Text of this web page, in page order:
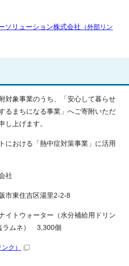
ソリューション株式会社 （外部リン
対象事業のうち、「安心して暮らせ
るまちになる事業」へご寄附いただ
し上げます。
における「熱中症対策事業」に活用
社
市東住吉区湯里2-2-8
イトウォーター（水分補給用ドリン
ラムネ） 3,300個
ンク）